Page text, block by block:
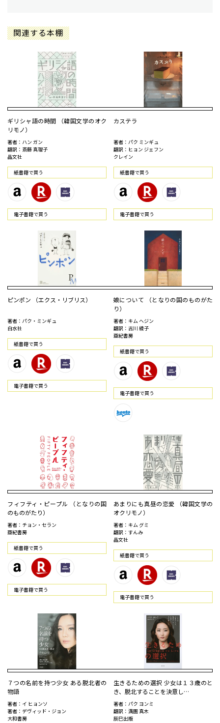
関連する本棚
ギリシャ語の時間 （韓国文学のオク
リモノ）
著者：ハン ガン
翻訳：斎藤 真理子
晶文社
紙書籍で買う
電⼦書籍で買う
カステラ
著者：パク ミンギュ
翻訳：ヒョン ジェフン
クレイン
紙書籍で買う
電⼦書籍で買う
ピンポン （エクス・リブリス）
著者：パク・ミンギュ
白水社
紙書籍で買う
電⼦書籍で買う
娘について （となりの国のものがた
り）
著者：キム ヘジン
翻訳：古川 綾子
亜紀書房
紙書籍で買う
電⼦書籍で買う
フィフティ・ピープル （となりの国
のものがたり）
著者：チョン・セラン
亜紀書房
紙書籍で買う
電⼦書籍で買う
あまりにも真昼の恋愛 （韓国文学の
オクリモノ）
著者：キム グミ
翻訳：すんみ
晶文社
紙書籍で買う
電⼦書籍で買う
７つの名前を持つ少女 ある脱北者の
物語
著者：イ ヒョンソ
著者：デヴィッド・ジョン
大和書房
生きるための選択 少女は１３歳のと
き、脱北することを決意し…
著者：パク ヨンミ
翻訳：満園 真木
辰巳出版